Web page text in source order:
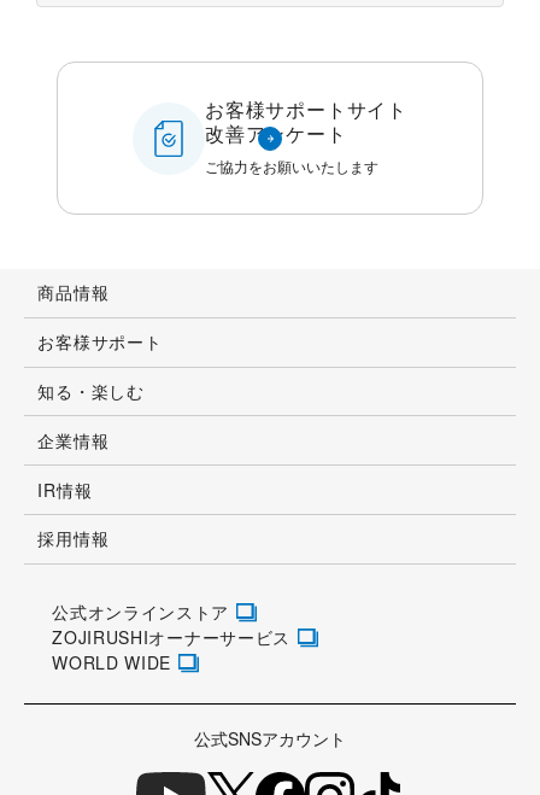
お客様サポートサイト
改善アンケート
ご協力をお願いいたします
商品情報
お客様サポート
知る・楽しむ
企業情報
IR情報
採用情報
公式オンラインストア
ZOJIRUSHIオーナーサービス
WORLD WIDE
公式SNSアカウント